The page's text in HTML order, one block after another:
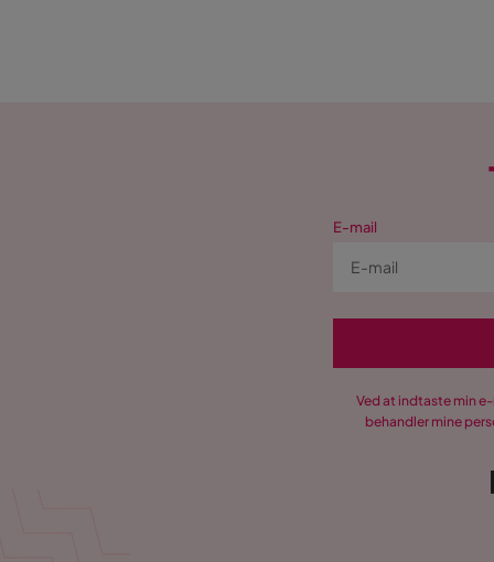
E-mail
Ved at indtaste min
behandler mine